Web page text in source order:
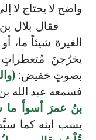
واضح لا يحتاج لا
فقال بلال
الغيرة شيئاً ما،
يخرُجنَ مُتعطراتٍ
بصوتٍ خفيض:
فسمعه عبد الله
بنُ عمرَ أسوأَ
يسب ابنه كما